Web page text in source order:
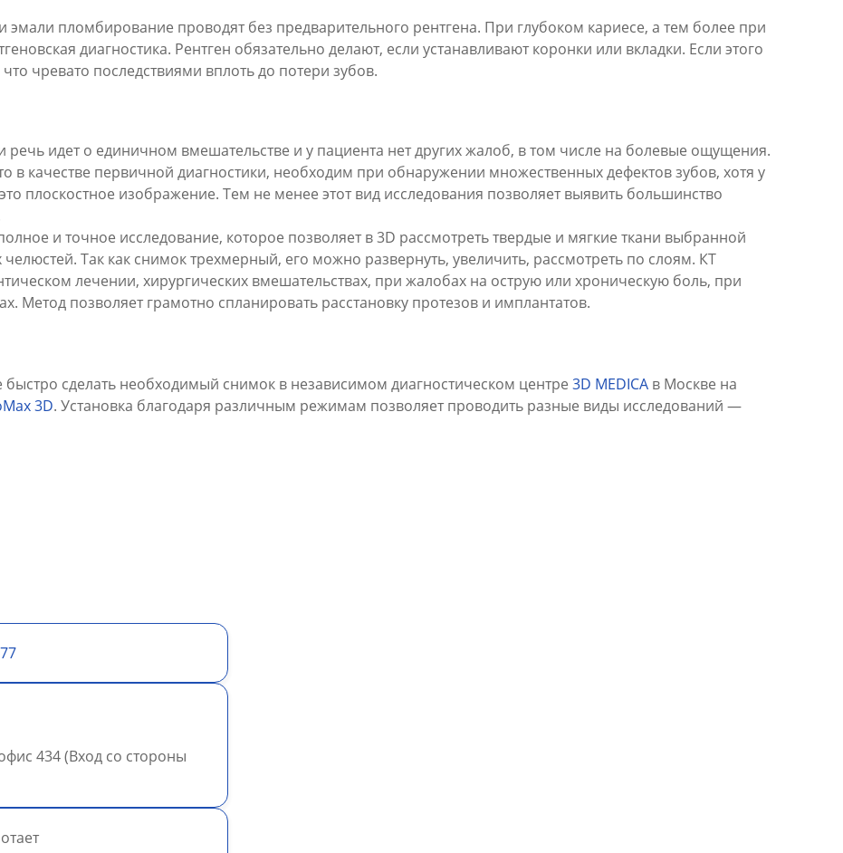
пломбирование проводят без предварительного рентгена. При глубоком кариесе, а тем более при
диагностика. Рентген обязательно делают, если устанавливают коронки или вкладки. Если этого
чревато последствиями вплоть до потери зубов.
речь идет о единичном вмешательстве и у пациента нет других жалоб, в том числе на болевые ощущения.
в качестве первичной диагностики, необходим при обнаружении множественных дефектов зубов, хотя у
плоскостное изображение. Тем не менее этот вид исследования позволяет выявить большинство
и точное исследование, которое позволяет в 3D рассмотреть твердые и мягкие ткани выбранной
Так как снимок трехмерный, его можно развернуть, увеличить, рассмотреть по слоям. КТ
лечении, хирургических вмешательствах, при жалобах на острую или хроническую боль, при
Метод позволяет грамотно спланировать расстановку протезов и имплантатов.
сделать необходимый снимок в независимом диагностическом центре 3D MEDICA в Москве на
3D. Установка благодаря различным режимам позволяет проводить разные виды исследований —
434 (Вход со стороны